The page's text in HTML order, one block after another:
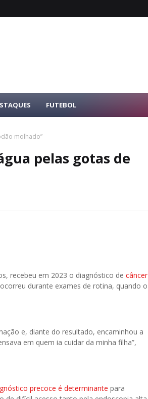
FUTEBOL
molhado”
pelas gotas de
recebeu em 2023 o diagnóstico de câncer
durante exames de rotina, quando o
e, diante do resultado, encaminhou a
em quem ia cuidar da minha filha”,
precoce é determinante para